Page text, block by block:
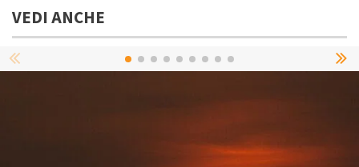
VEDI ANCHE